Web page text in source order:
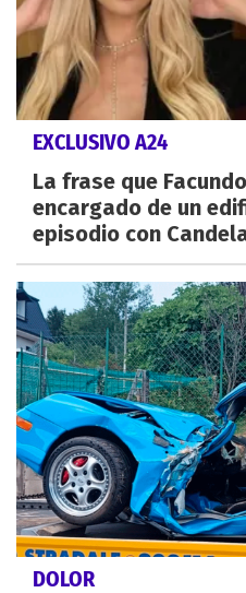
EXCLUSIVO A24
La frase que
encargado de un
episodio con
DOLOR